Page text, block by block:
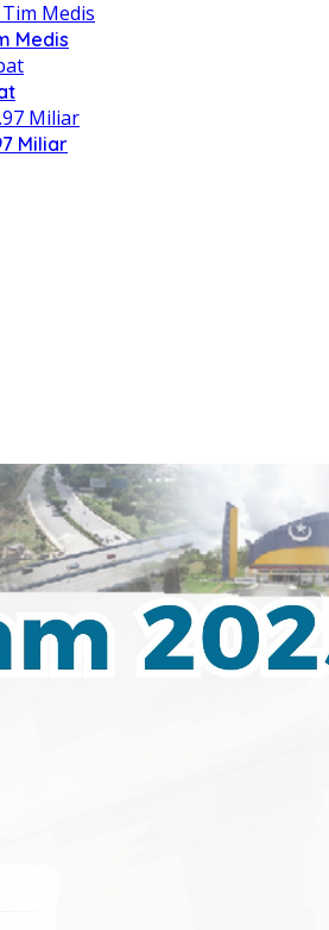
Medis
Miliar